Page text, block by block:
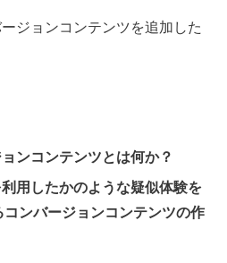
ジョンコンテンツを追加した
ンコンテンツとは何か？
用したかのような疑似体験を
ンバージョンコンテンツの作